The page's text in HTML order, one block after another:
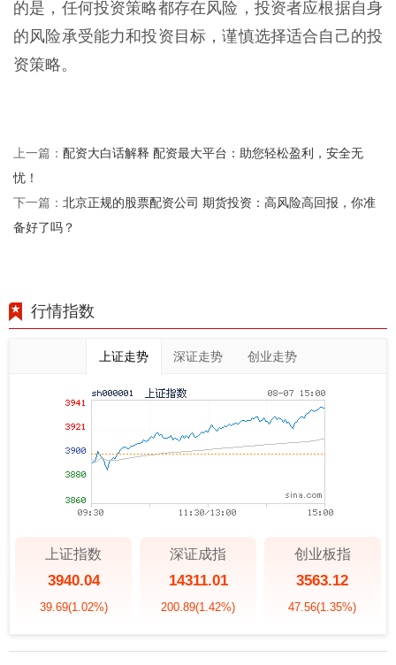
的是，任何投资策略都存在风险，投资者应根据自身
的风险承受能力和投资目标，谨慎选择适合自己的投
资策略。
上一篇： 配资大白话解释 配资最大平台：助您轻松盈利，安全无
忧！
下一篇： 北京正规的股票配资公司 期货投资：高风险高回报，你准
备好了吗？
行情指数
上证走势 深证走势 创业走势
上证指数
3940.04
39.69(1.02%)
深证成指
14311.01
200.89(1.42%)
创业板指
3563.12
47.56(1.35%)